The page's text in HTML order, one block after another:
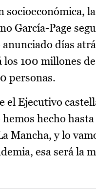
socioeconómica,
García-Page
días
100 millones
personas.
el Ejecutivo
hecho
Mancha, y lo
esa será la